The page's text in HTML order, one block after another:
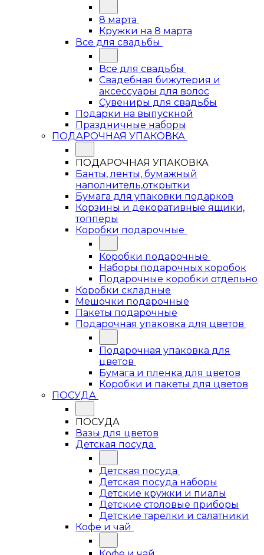
8 марта
Кружки на 8 марта
Все для свадьбы
Все для свадьбы
Свадебная бижутерия и
аксессуары для волос
Сувениры для свадьбы
Подарки на выпускной
Праздничные наборы
ПОДАРОЧНАЯ УПАКОВКА
ПОДАРОЧНАЯ УПАКОВКА
Банты, ленты, бумажный
наполнитель,открытки
Бумага для упаковки подарков
Корзины и декоративные ящики,
топперы
Коробки подарочные
Коробки подарочные
Наборы подарочных коробок
Подарочные коробки отдельно
Коробки складные
Мешочки подарочные
Пакеты подарочные
Подарочная упаковка для цветов
Подарочная упаковка для
цветов
Бумага и пленка для цветов
Коробки и пакеты для цветов
ПОСУДА
ПОСУДА
Вазы для цветов
Детская посуда
Детская посуда
Детская посуда наборы
Детские кружки и пиалы
Детские столовые приборы
Детские тарелки и салатники
Кофе и чай